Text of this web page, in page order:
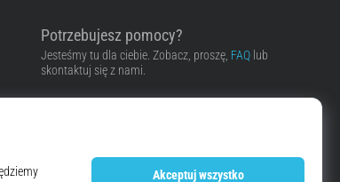
Potrzebujesz pomocy?
Jesteśmy tu dla ciebie. Zobacz, proszę, FAQlub
skontaktuj się z nami.